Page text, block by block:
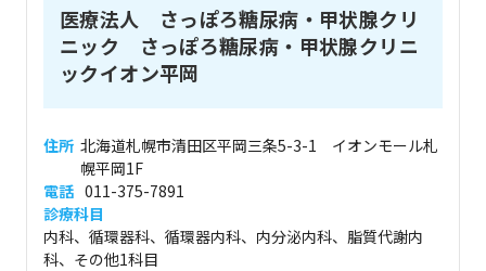
医療法人 さっぽろ糖尿病・甲状腺クリ
ニック さっぽろ糖尿病・甲状腺クリニ
ックイオン平岡
住所 北海道札幌市清田区平岡三条5-3-1 イオンモール札
幌平岡1F
電話 011-375-7891
診療科目
内科、循環器科、循環器内科、内分泌内科、脂質代謝内
科、その他1科目